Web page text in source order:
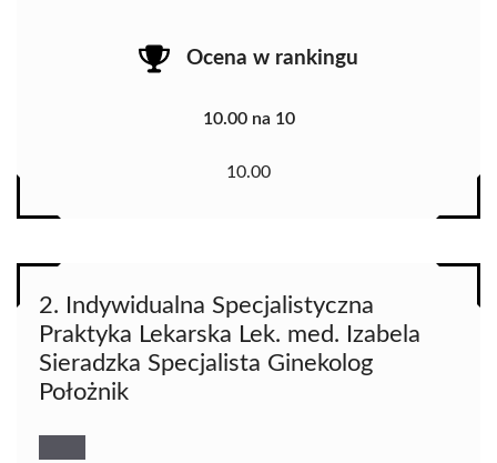
Ocena w rankingu
10.00 na 10
10.00
2. Indywidualna Specjalistyczna
Praktyka Lekarska Lek. med. Izabela
Sieradzka Specjalista Ginekolog
Położnik